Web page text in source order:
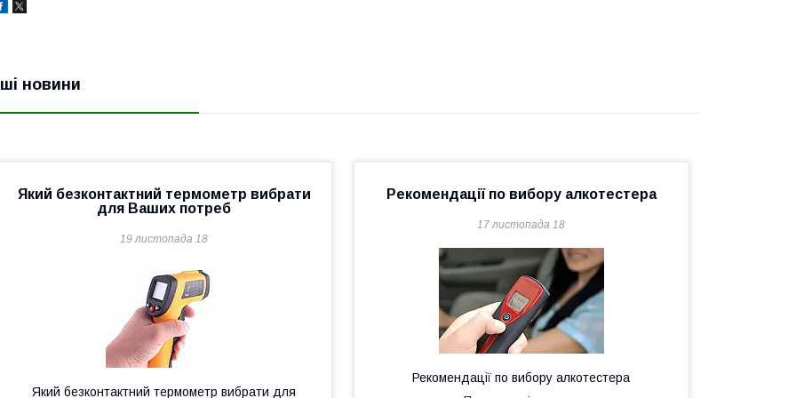
новини
Який безконтактний термометр вибрати
для Ваших потреб
19 листопада 18
Який безконтактний термометр вибрати для
Рекомендації по вибору алкотестера
17 листопада 18
Рекомендації по вибору алкотестера